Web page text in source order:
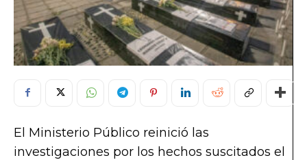
El Ministerio Público reinició las
investigaciones por los hechos suscitados el